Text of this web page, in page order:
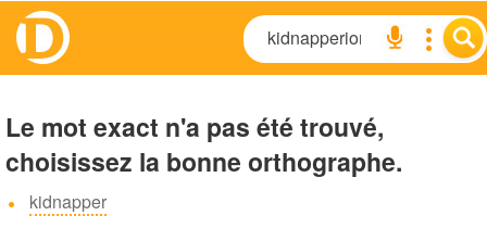
Le mot exact n'a pas été trouvé,
choisissez la bonne orthographe.
kidnapper